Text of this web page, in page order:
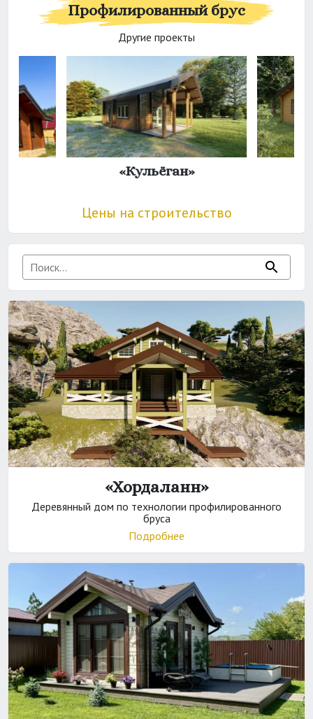
Профилированный брус
Другие проекты
«Кульёган»
Цены на строительство
«Хордаланн»
Деревянный дом по технологии профилированного
бруса
Подробнее